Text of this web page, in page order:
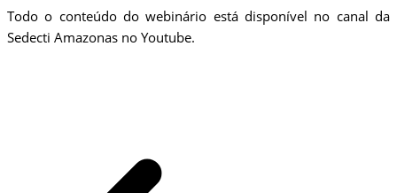
Todo o conteúdo do webinário está disponível no canal da
Sedecti Amazonas no Youtube.